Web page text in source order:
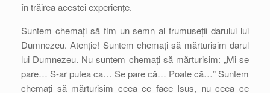
în trăirea acestei experiențe.
Suntem chemați să fim un semn al frumuseții darului lui
Dumnezeu. Atenție! Suntem chemați să mărturisim darul
lui Dumnezeu. Nu suntem chemați să mărturisim: „Mi se
pare… S-ar putea ca… Se pare că… Poate că…” Suntem
chemați să mărturisim ceea ce face Isus, nu ceea ce